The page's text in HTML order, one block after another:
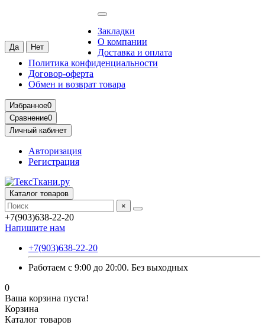
Закладки
О компании
Доставка и оплата
Политика конфиденциальности
Договор-оферта
Обмен и возврат товара
Избранное0
Сравнение0
Личный кабинет
Авторизация
Регистрация
Каталог товаров
×
+7(903)638-22-20
Напишите нам
+7(903)638-22-20
Работаем с 9:00 до 20:00. Без выходных
0
Ваша корзина пуста!
Корзина
Каталог товаров